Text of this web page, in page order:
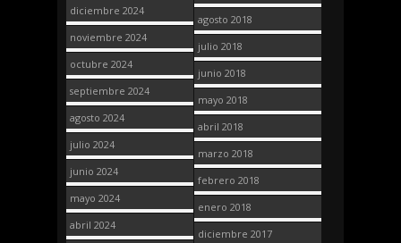
diciembre 2024
noviembre 2024
octubre 2024
septiembre 2024
agosto 2024
julio 2024
junio 2024
mayo 2024
abril 2024
agosto 2018
julio 2018
junio 2018
mayo 2018
abril 2018
marzo 2018
febrero 2018
enero 2018
diciembre 2017